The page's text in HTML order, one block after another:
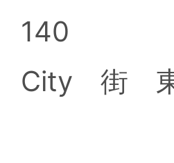
140
City 街 東